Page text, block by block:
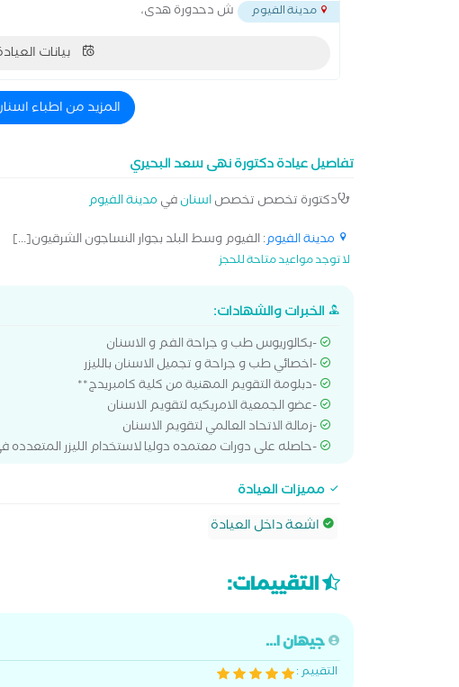
مدينة الفيوم ش دحدورة هدى،
بيانات
المزيد من اطباء
تفاصيل عيادة دكتورة نهى سعد البحيري
دكتورة تخصص تخصصاسنانفي مدينة الفيوم
مدينة الفيوم: الفيوم وسط البلد بجوار النساجون الشرقيون[...]
لا توجد مواعيد متاحة للحجز
الخبرات والشهادات:
-بكالوريوس طب و جراحة الفم و الاسنان
-اخصائي طب و جراحة و تجميل الاسنان بالليزر
-دبلومة التقويم المهنية من كلية كامبريدج**
-عضو الجمعية الامريكيه لتقويم الاسنان
-زمالة الاتحاد العالمي لتقويم الاسنان
-حاصله على دورات معتمده دوليا لاستخدام الليزر المتعدده
مميزات العيادة
اشعة داخل العيادة
التقييمات:
جيهان ا...
التقييم :